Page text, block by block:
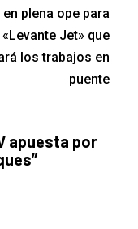
en plena ope para
«Levante Jet» que
los trabajos en
puente
apuesta por
”